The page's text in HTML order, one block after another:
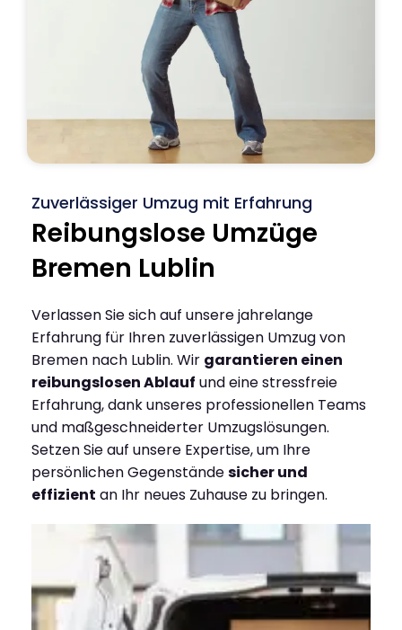
Zuverlässiger Umzug mit Erfahrung
Reibungslose Umzüge
Bremen Lublin
Verlassen Sie sich auf unsere jahrelange
Erfahrung für Ihren zuverlässigen Umzug von
Bremen nach Lublin. Wir garantieren einen
reibungslosen Ablauf und eine stressfreie
Erfahrung, dank unseres professionellen Teams
und maßgeschneiderter Umzugslösungen.
Setzen Sie auf unsere Expertise, um Ihre
persönlichen Gegenständesicher und
effizient an Ihr neues Zuhause zu bringen.